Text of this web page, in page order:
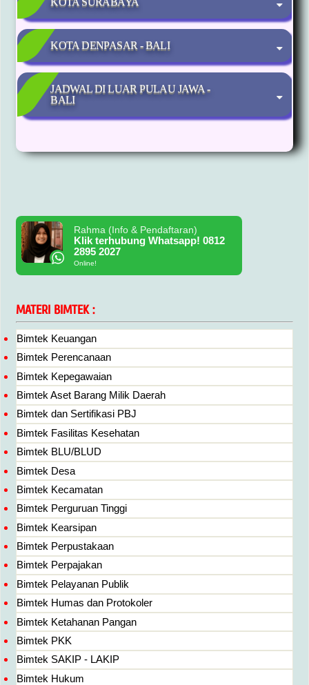
KOTA DENPASAR - BALI
JADWAL DI LUAR PULAU JAWA -
BALI
Rahma (Info & Pendaftaran)
Klik terhubung Whatsapp! 0812
2895 2027
Online!
MATERI BIMTEK :
Bimtek Keuangan
Bimtek Perencanaan
Bimtek Kepegawaian
Bimtek Aset Barang Milik Daerah
Bimtek dan Sertifikasi PBJ
Bimtek Fasilitas Kesehatan
Bimtek BLU/BLUD
Bimtek Desa
Bimtek Kecamatan
Bimtek Perguruan Tinggi
Bimtek Kearsipan
Bimtek Perpustakaan
Bimtek Perpajakan
Bimtek Pelayanan Publik
Bimtek Humas dan Protokoler
Bimtek Ketahanan Pangan
Bimtek PKK
Bimtek SAKIP - LAKIP
Bimtek Hukum